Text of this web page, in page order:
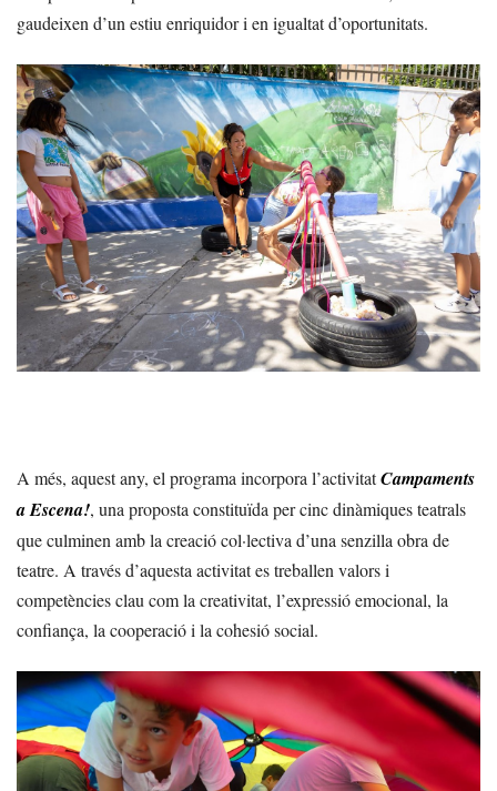
gaudeixen d’un estiu enriquidor i en igualtat d’oportunitats.
A més, aquest any, el programa incorpora l’activitatCampaments
a Escena!, una proposta constituïda per cinc dinàmiques teatrals
que culminen amb la creació col·lectiva d’una senzilla obra de
teatre. A través d’aquesta activitat es treballen valors i
competències clau com la creativitat, l’expressió emocional, la
confiança, la cooperació i la cohesió social.